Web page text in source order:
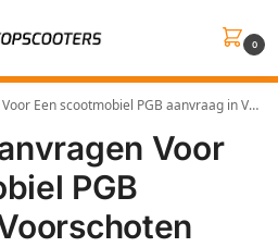
0
scootmobiel PGB aanvraag in Voorschoten
Voor
PGB